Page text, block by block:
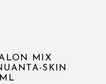
MIX
SKIN